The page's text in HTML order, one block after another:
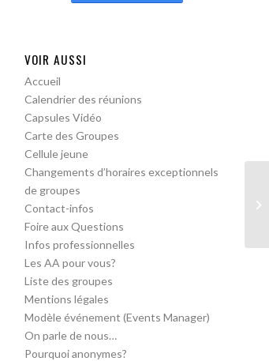
VOIR AUSSI
Accueil
Calendrier des réunions
Capsules Vidéo
Carte des Groupes
Cellule jeune
Changements d’horaires exceptionnels
de groupes
Contact-infos
Foire aux Questions
Infos professionnelles
Les AA pour vous?
Liste des groupes
Mentions légales
Modèle événement (Events Manager)
On parle de nous…
Pourquoi anonymes?